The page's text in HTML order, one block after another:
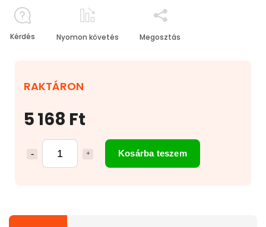
5 168 Ft
Kosárba teszem
RAKTÁRON
Kérdés Nyomon követés Megosztás